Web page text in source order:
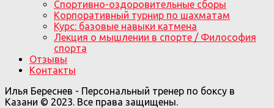
Спортивно-оздоровительные сборы
Корпоративный турнир по шахматам
Курс: базовые навыки катмена
Лекция о мышлении в спорте / Философия
спорта
Отзывы
Контакты
Илья Береснев - Персональный тренер по боксу в
Казани © 2023. Все права защищены.